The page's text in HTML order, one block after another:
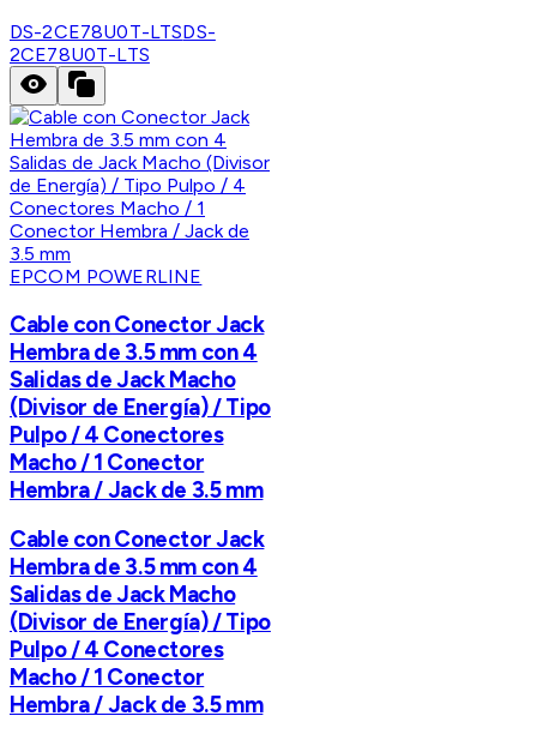
DS-2CE78U0T-LTSDS-
2CE78U0T-LTS
EPCOM POWERLINE
Cable con Conector Jack
Hembra de 3.5 mm con 4
Salidas de Jack Macho
(Divisor de Energía) / Tipo
Pulpo / 4 Conectores
Macho / 1 Conector
Hembra / Jack de 3.5 mm
Cable con Conector Jack
Hembra de 3.5 mm con 4
Salidas de Jack Macho
(Divisor de Energía) / Tipo
Pulpo / 4 Conectores
Macho / 1 Conector
Hembra / Jack de 3.5 mm